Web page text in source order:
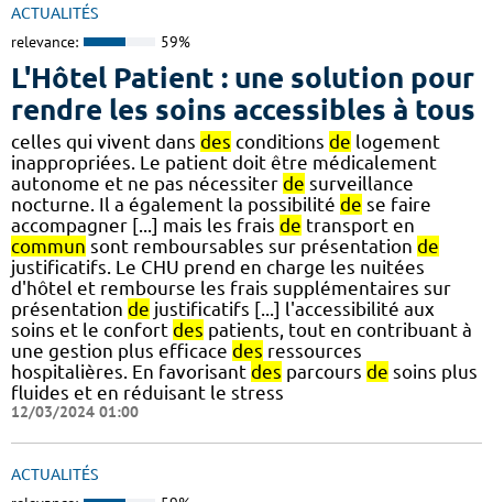
ACTUALITÉS
relevance: 59%
L'Hôtel Patient : une solution pour
rendre les soins accessibles à tous
celles qui vivent dans des conditions de logement
inappropriées. Le patient doit être médicalement
autonome et ne pas nécessiter de surveillance
nocturne. Il a également la possibilité de se faire
accompagner [...] mais les frais de transport en
commun sont remboursables sur présentation de
justificatifs. Le CHU prend en charge les nuitées
d'hôtel et rembourse les frais supplémentaires sur
présentation de justificatifs [...] l'accessibilité aux
soins et le confort des patients, tout en contribuant à
une gestion plus efficace des ressources
hospitalières. En favorisant des parcours de soins plus
fluides et en réduisant le stress
12/03/2024 01:00
ACTUALITÉS